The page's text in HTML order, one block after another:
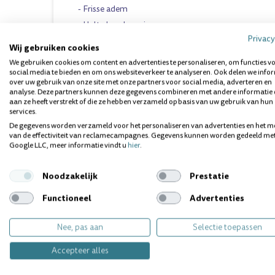
- Frisse adem
- Holte bescherming
Bevat: Fluoride 1450 ppmF
75 ml
Vragen over dit product? Wij helpen
Wij gebruiken cookies
We gebruiken cookies om content en advertenties te personaliseren, om functies
social media te bieden en om ons websiteverkeer te analyseren. Ook delen we
over uw gebruik van onze site met onze partners voor social media, adverteren en
analyse. Deze partners kunnen deze gegevens combineren met andere informatie
aan ze heeft verstrekt of die ze hebben verzameld op basis van uw gebruik van hun
services.
De gegevens worden verzameld voor het personaliseren van advertenties en het
van de effectiviteit van reclamecampagnes. Gegevens kunnen worden gedeeld
Google LLC, meer informatie vindt uhier.
Noodzakelijk
Prestatie
Functioneel
Advertenties
Nee, pas aan
Selectie toepassen
Accepteer alles